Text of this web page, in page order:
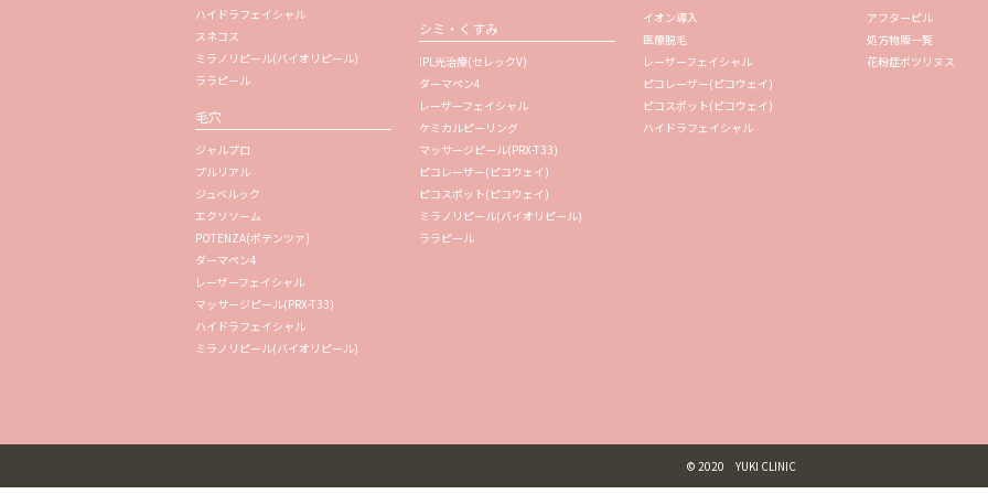
ハイドラフェイシャル
スネコス
ミラノリピール(バイオリピール)
ララピール
毛穴
ジャルプロ
プルリアル
ジュベルック
エクソソーム
POTENZA(ポテンツァ)
ダーマペン4
レーザーフェイシャル
マッサージピール(PRX-T33)
ハイドラフェイシャル
ミラノリピール(バイオリピール)
シミ・くすみ
IPL光治療(セレックV)
ダーマペン4
レーザーフェイシャル
ケミカルピーリング
マッサージピール(PRX-T33)
ピコレーザー(ピコウェイ)
ピコスポット(ピコウェイ)
ミラノリピール(バイオリピール)
ララピール
イオン導入
医療脱毛
レーザーフェイシャル
ピコレーザー(ピコウェイ)
ピコスポット(ピコウェイ)
ハイドラフェイシャル
アフターピル
処方物販一覧
花粉症ボツリヌス
© 2020 YUKI CLINIC